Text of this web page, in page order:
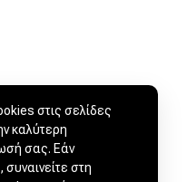
στις σελίδες
καλύτερη
σας. Εάν
στη